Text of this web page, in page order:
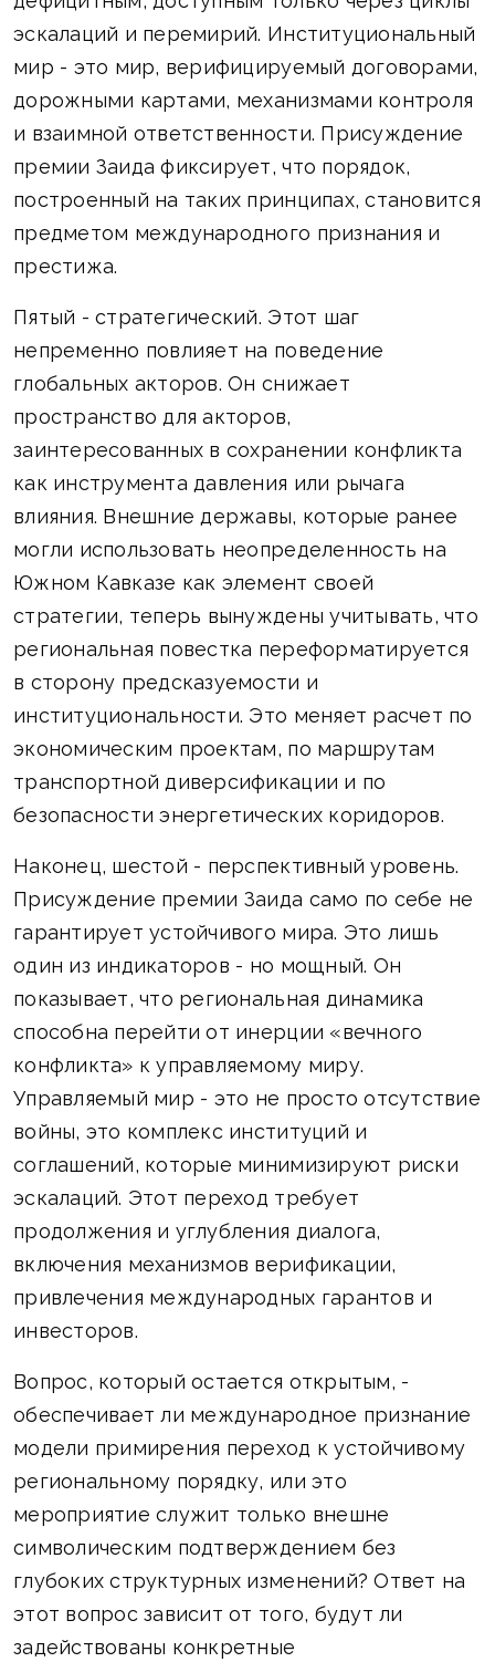
эскалаций и перемирий. Институциональный
мир - это мир, верифицируемый договорами,
дорожными картами, механизмами контроля
и взаимной ответственности. Присуждение
премии Заида фиксирует, что порядок,
построенный на таких принципах, становится
предметом международного признания и
престижа.
Пятый - стратегический. Этот шаг
непременно повлияет на поведение
глобальных акторов. Он снижает
пространство для акторов,
заинтересованных в сохранении конфликта
как инструмента давления или рычага
влияния. Внешние державы, которые ранее
могли использовать неопределенность на
Южном Кавказе как элемент своей
стратегии, теперь вынуждены учитывать, что
региональная повестка переформатируется
в сторону предсказуемости и
институциональности. Это меняет расчет по
экономическим проектам, по маршрутам
транспортной диверсификации и по
безопасности энергетических коридоров.
Наконец, шестой - перспективный уровень.
Присуждение премии Заида само по себе не
гарантирует устойчивого мира. Это лишь
один из индикаторов - но мощный. Он
показывает, что региональная динамика
способна перейти от инерции «вечного
конфликта» к управляемому миру.
Управляемый мир - это не просто отсутствие
войны, это комплекс институций и
соглашений, которые минимизируют риски
эскалаций. Этот переход требует
продолжения и углубления диалога,
включения механизмов верификации,
привлечения международных гарантов и
инвесторов.
Вопрос, который остается открытым, -
обеспечивает ли международное признание
модели примирения переход к устойчивому
региональному порядку, или это
мероприятие служит только внешне
символическим подтверждением без
глубоких структурных изменений? Ответ на
этот вопрос зависит от того, будут ли
задействованы конкретные